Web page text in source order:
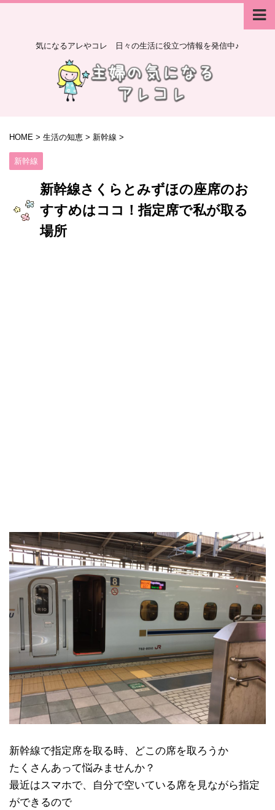
気になるアレやコレ 日々の生活に役立つ情報を発信中♪
HOME > 生活の知恵 > 新幹線 >
新幹線
新幹線さくらとみずほの座席のお
すすめはココ！指定席で私が取る
場所
新幹線で指定席を取る時、どこの席を取ろうか
たくさんあって悩みませんか？
最近はスマホで、自分で空いている席を見ながら指定
ができるので